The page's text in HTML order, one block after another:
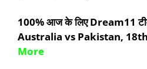
100% आज के लिए Dream11 टीम
Australia vs Pakistan,
More